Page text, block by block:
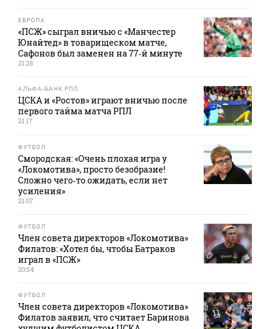
ЕВРОПА
«ПСЖ» сыграл вничью с «Манчестер
Юнайтед» в товарищеском матче,
Сафонов был заменен на 77‑й минуте
21:28
АЛЬФА-БАНК РПЛ
ЦСКА и «Ростов» играют вничью после
первого тайма матча РПЛ
21:17
ФУТБОЛ
Смородская: «Очень плохая игра у
«Локомотива», просто безобразие!
Сложно чего‑то ожидать, если нет
усиления»
21:07
ФУТБОЛ
Член совета директоров «Локомотива»
Филатов: «Хотел бы, чтобы Батраков
играл в «ПСЖ»
20:54
ФУТБОЛ
Член совета директоров «Локомотива»
Филатов заявил, что считает Баринова